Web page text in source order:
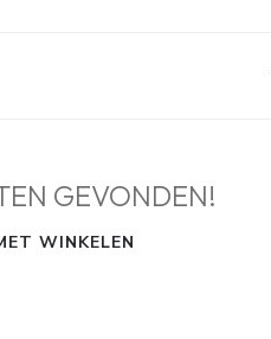
GEVONDEN!
WINKELEN